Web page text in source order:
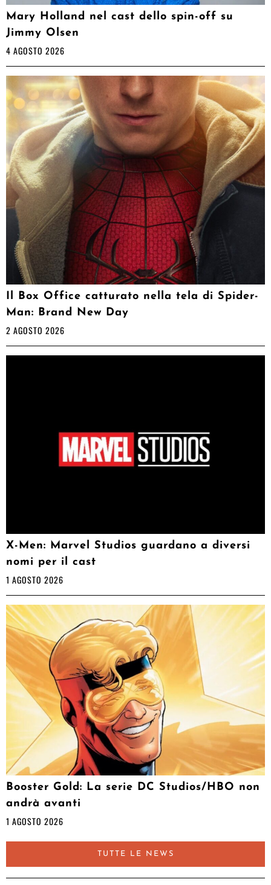
Mary Holland nel cast dello spin-off su
Jimmy Olsen
4 AGOSTO 2026
Il Box Office catturato nella tela di Spider-
Man: Brand New Day
2 AGOSTO 2026
X-Men: Marvel Studios guardano a diversi
nomi per il cast
1 AGOSTO 2026
Booster Gold: La serie DC Studios/HBO non
andrà avanti
1 AGOSTO 2026
TUTTE LE NEWS